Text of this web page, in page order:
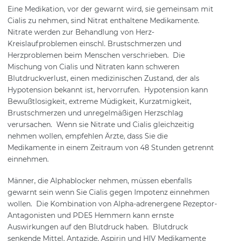
Eine Medikation, vor der gewarnt wird, sie gemeinsam mit
Cialis zu nehmen, sind Nitrat enthaltene Medikamente.
Nitrate werden zur Behandlung von Herz-
Kreislaufproblemen einschl. Brustschmerzen und
Herzproblemen beim Menschen verschrieben. Die
Mischung von Cialis und Nitraten kann schweren
Blutdruckverlust, einen medizinischen Zustand, der als
Hypotension bekannt ist, hervorrufen. Hypotension kann
Bewußtlosigkeit, extreme Müdigkeit, Kurzatmigkeit,
Brustschmerzen und unregelmäßigen Herzschlag
verursachen. Wenn sie Nitrate und Cialis gleichzeitig
nehmen wollen, empfehlen Ärzte, dass Sie die
Medikamente in einem Zeitraum von 48 Stunden getrennt
einnehmen.
Männer, die Alphablocker nehmen, müssen ebenfalls
gewarnt sein wenn Sie Cialis gegen Impotenz einnehmen
wollen. Die Kombination von Alpha-adrenergene Rezeptor-
Antagonisten und PDE5 Hemmern kann ernste
Auswirkungen auf den Blutdruck haben. Blutdruck
senkende Mittel, Antazide, Aspirin und HIV Medikamente